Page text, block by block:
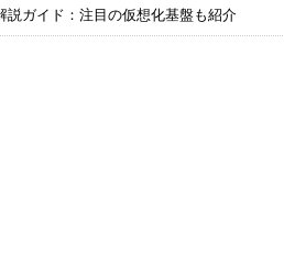
説ガイド：注目の仮想化基盤も紹介